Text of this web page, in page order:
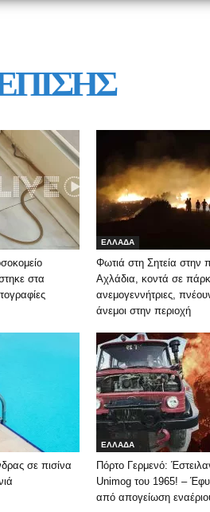
στα
ΕΛΛΑΔΑ
Φωτιά στη Σητεία στην
Αχλάδια, κοντά σε
ανεμογεννήτριες,
άνεμοι στην περιοχή
σε πισίνα
ΕΛΛΑΔΑ
Πόρτο Γερμενό:
Unimog του 1965! –
από απογείωση